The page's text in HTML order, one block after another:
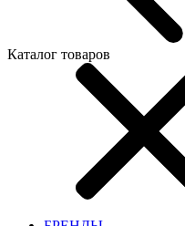
Каталог товаров